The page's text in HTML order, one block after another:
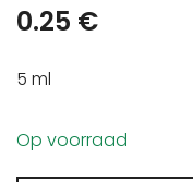
0.25 €
5 ml
Op voorraad